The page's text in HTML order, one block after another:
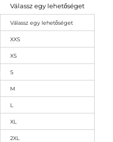
Válassz egy lehetőséget
Válassz egy lehetőséget
XXS
XS
S
M
L
XL
2XL